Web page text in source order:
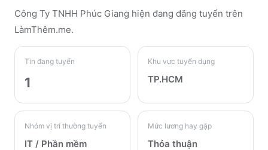
Công Ty TNHH Phúc Giang hiện đang đăng tuyển trên
LàmThêm.me.
Tin đang tuyển
1
Khu vực tuyển dụng
TP.HCM
Nhóm vị trí thường tuyển
IT / Phần mềm
Mức lương hay gặp
Thỏa thuận